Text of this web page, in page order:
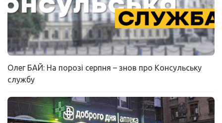
Олег БАЙ: На порозі серпня – знов про Консульську
службу